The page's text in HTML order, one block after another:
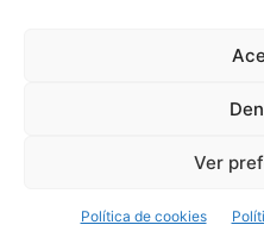
Ver
Política de cookies